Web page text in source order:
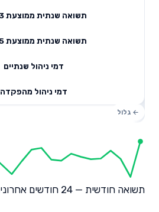
תשואה שנתית ממוצעת 3 שנים
תשואה שנתית ממוצעת 5 שנים
דמי ניהול שנתיים
דמי ניהול מהפקדה
תשואה חודשית — 24 חודשים אחרונים